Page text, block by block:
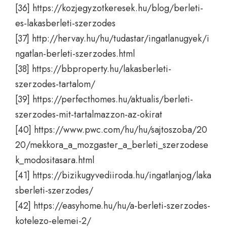
[36] https://kozjegyzotkeresek.hu/blog/berleti-
es-lakasberleti-szerzodes
[37] http://hervay.hu/hu/tudastar/ingatlanugyek/i
ngatlan-berleti-szerzodes.html
[38] https://bbproperty.hu/lakasberleti-
szerzodes-tartalom/
[39] https://perfecthomes.hu/aktualis/berleti-
szerzodes-mit-tartalmazzon-az-okirat
[40] https://www.pwc.com/hu/hu/sajtoszoba/20
20/mekkora_a_mozgaster_a_berleti_szerzodese
k_modositasara.html
[41] https://bizikugyvediiroda.hu/ingatlanjog/laka
sberleti-szerzodes/
[42] https://easyhome.hu/hu/a-berleti-szerzodes-
kotelezo-elemei-2/